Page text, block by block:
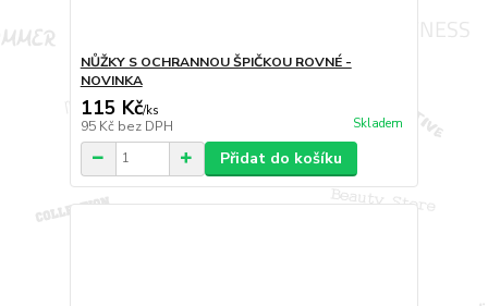
NŮŽKY S OCHRANNOU ŠPIČKOU ROVNÉ -
NOVINKA
115 Kč/ks
95 Kč bez DPH Skladem
Přidat do košíku